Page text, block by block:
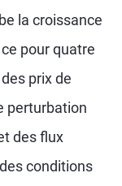
la croissance
pour quatre
prix de
perturbation
des flux
conditions